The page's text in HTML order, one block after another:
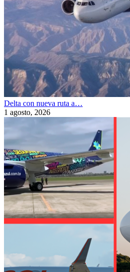
Delta con nueva ruta a…
1 agosto, 2026